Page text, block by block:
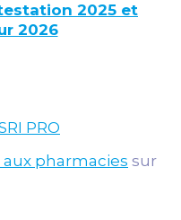
2025 et
2026
PRO
pharmacies sur